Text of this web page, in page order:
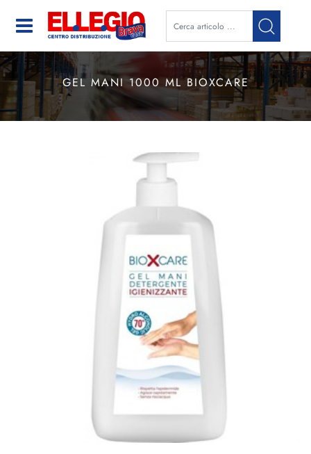
Open
GEL MANI 1000 ML BIOXCARE